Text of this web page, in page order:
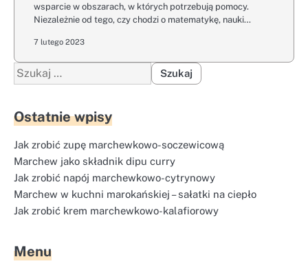
wsparcie w obszarach, w których potrzebują pomocy.
Niezależnie od tego, czy chodzi o matematykę, nauki…
7 lutego 2023
Szukaj:
Ostatnie wpisy
Jak zrobić zupę marchewkowo-soczewicową
Marchew jako składnik dipu curry
Jak zrobić napój marchewkowo-cytrynowy
Marchew w kuchni marokańskiej – sałatki na ciepło
Jak zrobić krem marchewkowo-kalafiorowy
Menu